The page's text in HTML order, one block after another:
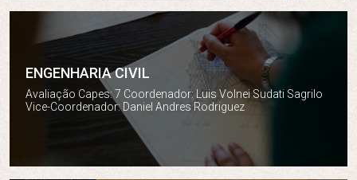
ENGENHARIA CIVIL
Avaliação Capes: 7 Coordenador: Luis Volnei Sudati Sagrilo
Vice-Coordenador: Daniel Andres Rodriguez
Engenharia Civil